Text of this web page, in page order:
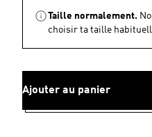
Taille normalement.
choisir ta taille
Ajouter au panier